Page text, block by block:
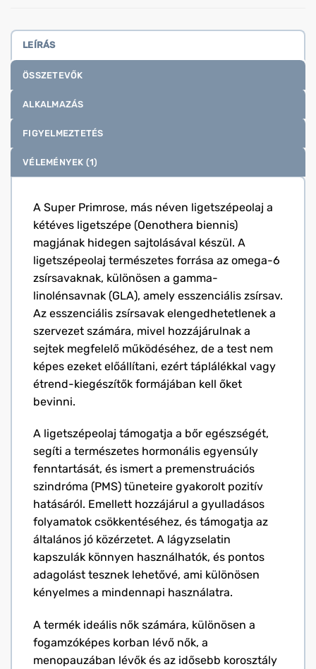
LEÍRÁS
ÖSSZETEVŐK
ALKALMAZÁS
FIGYELMEZTETÉS
VÉLEMÉNYEK (1)
A Super Primrose, más néven ligetszépeolaj a
kétéves ligetszépe (Oenothera biennis)
magjának hidegen sajtolásával készül. A
ligetszépeolaj természetes forrása az omega-6
zsírsavaknak, különösen a gamma-
linolénsavnak (GLA), amely esszenciális zsírsav.
Az esszenciális zsírsavak elengedhetetlenek a
szervezet számára, mivel hozzájárulnak a
sejtek megfelelő működéséhez, de a test nem
képes ezeket előállítani, ezért táplálékkal vagy
étrend-kiegészítők formájában kell őket
bevinni.
A ligetszépeolaj támogatja a bőr egészségét,
segíti a természetes hormonális egyensúly
fenntartását, és ismert a premenstruációs
szindróma (PMS) tüneteire gyakorolt pozitív
hatásáról. Emellett hozzájárul a gyulladásos
folyamatok csökkentéséhez, és támogatja az
általános jó közérzetet. A lágyzselatin
kapszulák könnyen használhatók, és pontos
adagolást tesznek lehetővé, ami különösen
kényelmes a mindennapi használatra.
A termék ideális nők számára, különösen a
fogamzóképes korban lévő nők, a
menopauzában lévők és az idősebb korosztály